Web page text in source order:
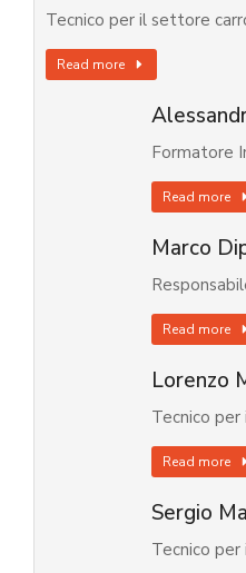
Tecnico per il settore
Read more
Formatore
Read more
Marco
Read more
Lorenzo
Tecnico
Read more
Sergio
Tecnico